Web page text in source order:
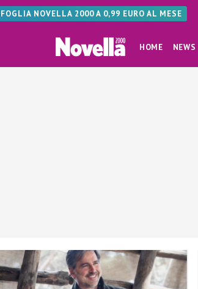
NOVELLA 2000 A 0,99 EURO AL MESE
HOME NEWS